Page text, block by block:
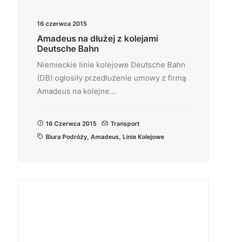
16 czerwca 2015
Amadeus na dłużej z kolejami
Deutsche Bahn
Niemieckie linie kolejowe Deutsche Bahn
(DB) ogłosiły przedłużenie umowy z firmą
Amadeus na kolejne…
16 Czerwca 2015
Transport
Biura Podróży, Amadeus, Linie Kolejowe